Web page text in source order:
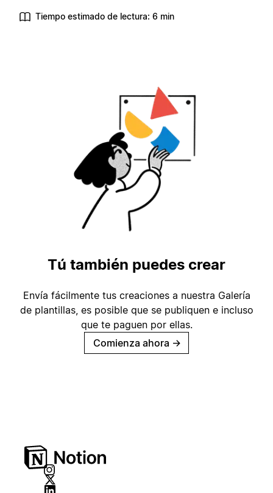
Tiempo estimado de lectura: 6 min
Tú también puedes crear
Envía fácilmente tus creaciones a nuestra Galería
de plantillas, es posible que se publiquen e incluso
que te paguen por ellas.
Comienza ahora →